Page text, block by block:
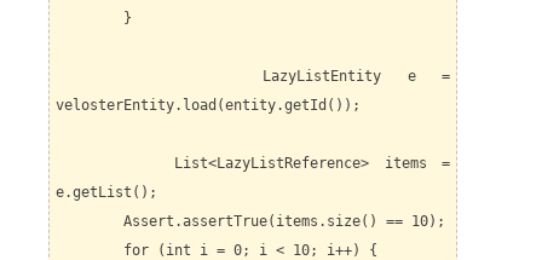
}
LazyListEntity e =
velosterEntity.load(entity.getId());
List<LazyListReference> items =
e.getList();
Assert.assertTrue(items.size() == 10);
for (int i = 0; i < 10; i++) {